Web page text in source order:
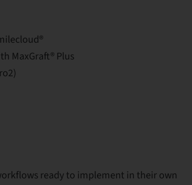
MaxGraft® Plus
ready to implement in their own